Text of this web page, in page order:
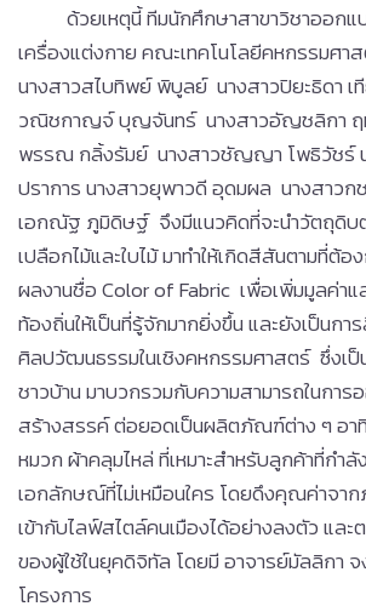
ด้วยเหตุนี้ ทีมนักศึกษาสาขาวิชาออก
เครื่องแต่งกาย คณะเทคโนโลยีคหกรรมศา
นางสาวสไบทิพย์ พิบูลย์ นางสาวปิยะธิดา
วณิชกาญจ์ บุญจันทร์ นางสาวอัญชลิกา ฤ
พรรณ กลิ้งรัมย์ นางสาวชัญญา โพธิวัชร์ น
ปราการ นางสาวยุพาวดี อุดมผล นางสาวก
เอกณัฐ ภูมิดิษฐ์ จึงมีแนวคิดที่จะนำวัตถุดิบ
เปลือกไม้และใบไม้ มาทำให้เกิดสีสันตามที่ต้
ผลงานชื่อ Color of Fabric เพื่อเพิ่มมูลค่า
ท้องถิ่นให้เป็นที่รู้จักมากยิ่งขึ้น และยังเป็นก
ศิลปวัฒนธรรมในเชิงคหกรรมศาสตร์ ซึ่ง
ชาวบ้าน มาบวกรวมกับความสามารถในกา
สร้างสรรค์ ต่อยอดเป็นผลิตภัณฑ์ต่าง ๆ อาทิ
หมวก ผ้าคลุมไหล่ ที่เหมาะสำหรับลูกค้าที่กำลั
เอกลักษณ์ที่ไม่เหมือนใคร โดยดึงคุณค่าจ
เข้ากับไลฟ์สไตล์คนเมืองได้อย่างลงตัว และ
ของผู้ใช้ในยุคดิจิทัล โดยมี อาจารย์มัลลิกา
โครงการ